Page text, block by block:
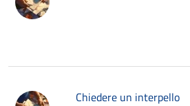
Chiedere un interpello